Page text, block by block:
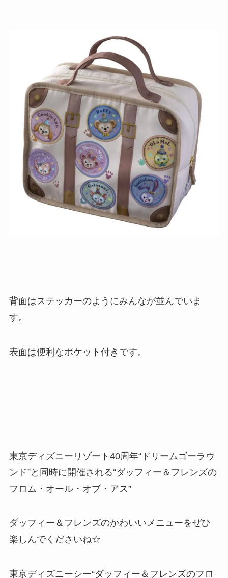
背面はステッカーのようにみんなが並んでいま
す。
表面は便利なポケット付きです。
東京ディズニーリゾート40周年“ドリームゴーラウ
ンド”と同時に開催される“ダッフィー＆フレンズの
フロム・オール・オブ・アス”
ダッフィー＆フレンズのかわいいメニューをぜひ
楽しんでくださいね☆
東京ディズニーシー“ダッフィー＆フレンズのフロ